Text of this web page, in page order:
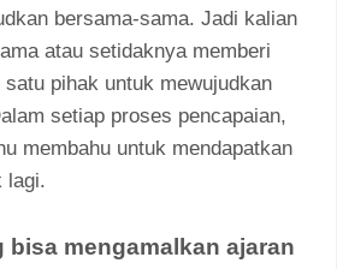
bersama-sama. Jadi kalian
atau setidaknya memberi
pihak untuk mewujudkan
setiap proses pencapaian,
membahu untuk mendapatkan
lagi.
bisa mengamalkan ajaran